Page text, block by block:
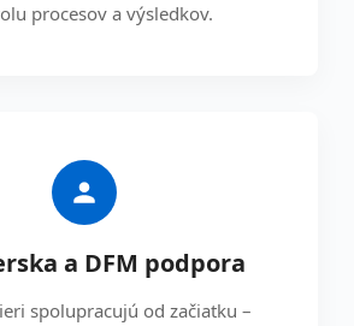
procesov a výsledkov.
a DFM podpora
spolupracujú od začiatku –